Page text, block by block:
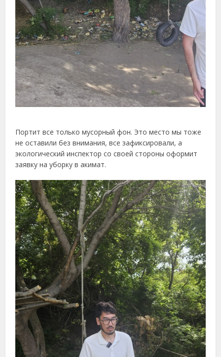
Портит все только мусорный фон. Это место мы тоже
не оставили без внимания, все зафиксировали, а
экологический инспектор со своей стороны оформит
заявку на уборку в акимат.